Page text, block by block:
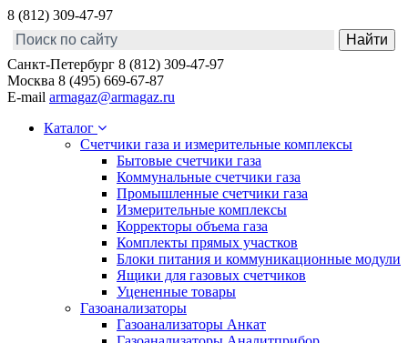
8 (812) 309-47-97
Санкт-Петербург 8 (812) 309-47-97
Москва 8 (495) 669-67-87
E-mail armagaz@armagaz.ru
Каталог
Счетчики газа и измерительные комплексы
Бытовые счетчики газа
Коммунальные счетчики газа
Промышленные счетчики газа
Измерительные комплексы
Корректоры объема газа
Комплекты прямых участков
Блоки питания и коммуникационные модули
Ящики для газовых счетчиков
Уцененные товары
Газоанализаторы
Газоанализаторы Анкат